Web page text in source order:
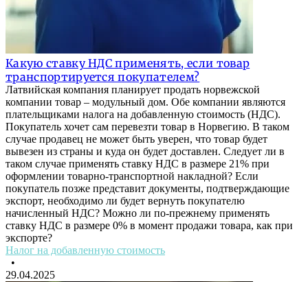
Какую ставку НДС применять, если товар
транспортируется покупателем?
Латвийская компания планирует продать норвежской
компании товар – модульный дом. Обе компании являются
плательщиками налога на добавленную стоимость (НДС).
Покупатель хочет сам перевезти товар в Норвегию. В таком
случае продавец не может быть уверен, что товар будет
вывезен из страны и куда он будет доставлен. Следует ли в
таком случае применять ставку НДС в размере 21% при
оформлении товарно-транспортной накладной? Если
покупатель позже представит документы, подтверждающие
экспорт, необходимо ли будет вернуть покупателю
начисленный НДС? Можно ли по-прежнему применять
ставку НДС в размере 0% в момент продажи товара, как при
экспорте?
Налог на добавленную стоимость
•
29.04.2025